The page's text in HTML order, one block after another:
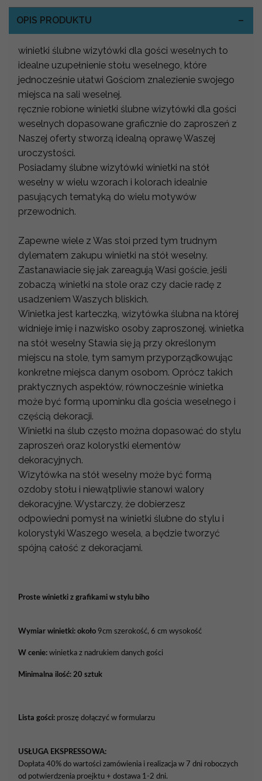
OPIS PRODUKTU
winietki ślubne wizytówki dla gości weselnych to
idealne uzupełnienie stołu weselnego, które
jednocześnie ułatwi Gościom znalezienie swojego
miejsca na sali weselnej.
ręcznie robione winietki ślubne wizytówki dla gości
weselnych dopasowane graficznie do zaproszeń z
Naszej oferty stworzą idealną oprawę Waszej
uroczystości.
Posiadamy ślubne wizytówki winietki na stół
weselny w wielu wzorach i kolorach idealnie
pasujących tematyką do wielu motywów
przewodnich.
Zapewne wiele z Was stoi przed tym trudnym
dylematem zakupu winietki na stół weselny.
Zastanawiacie się jak zareagują Wasi goście, jeśli
zobaczą winietki na stole oraz czy dacie radę z
usadzeniem Waszych bliskich.
Winietka jest karteczką, wizytówka ślubna na której
widnieje imię i nazwisko osoby zaproszonej. winietka
na stół weselny Stawia się ją przy określonym
miejscu na stole, tym samym przyporządkowując
konkretne miejsca danym osobom. Oprócz takich
praktycznych aspektów, równocześnie winietka
może być formą upominku dla gościa weselnego i
częścią dekoracji.
Winietki na ślub często można dopasować do stylu
zaproszeń oraz kolorystki elementów
dekoracyjnych.
Wizytówka na stół weselny może być formą
ozdoby stołu i niewątpliwie stanowi walory
dekoracyjne. Wystarczy, że dobierzesz
odpowiedni pomysł na winietki ślubne do stylu i
kolorystyki Waszego wesela, a będzie tworzyć
spójną całość z dekoracjami.
Proste winietki z grafikami w stylu biho
Wymiar winietki: około 9cm szerokość, 6 cm wysokość
W cenie: winietka z nadrukiem danych gości
Minimalna ilość: 20 sztuk
Lista gości: proszę dołączyć w formularzu
USŁUGA EKSPRESSOWA:
Dopłata 40% do wartości zamówienia i realizacja w 7 dni roboczych
od potwierdzenia proejktu + dostawa 1-2 dni.